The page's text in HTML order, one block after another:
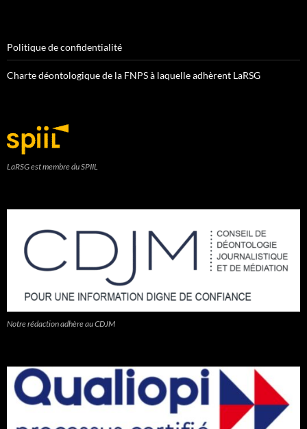
Politique de confidentialité
Charte déontologique de la FNPS à laquelle adhèrent LaRSG
LaRSG est membre du SPIIL
Notre rédaction adhère au CDJM